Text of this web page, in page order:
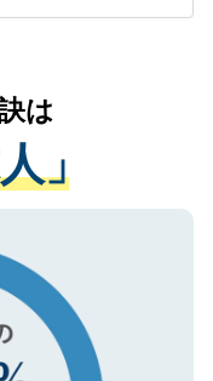
はご本人の許可
ついての厳密な
のみに付与され
取得済みです。
は、SSL（デー
安心ください。
関の状況や紹介
なアドバイスを
にご転職をされ
ートが可能です
い。
は
」